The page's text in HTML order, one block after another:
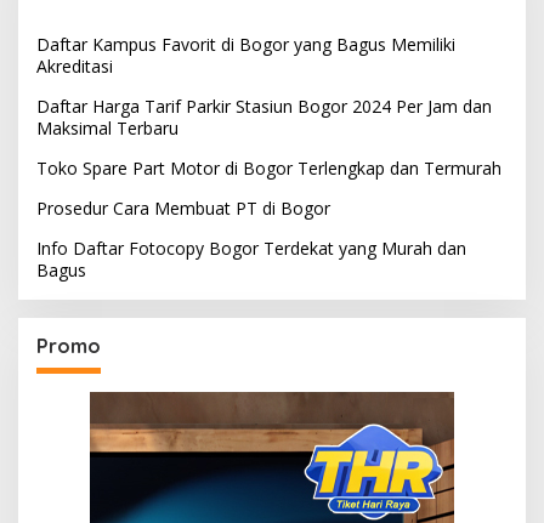
Daftar Kampus Favorit di Bogor yang Bagus Memiliki
Akreditasi
Daftar Harga Tarif Parkir Stasiun Bogor 2024 Per Jam dan
Maksimal Terbaru
Toko Spare Part Motor di Bogor Terlengkap dan Termurah
Prosedur Cara Membuat PT di Bogor
Info Daftar Fotocopy Bogor Terdekat yang Murah dan
Bagus
Promo